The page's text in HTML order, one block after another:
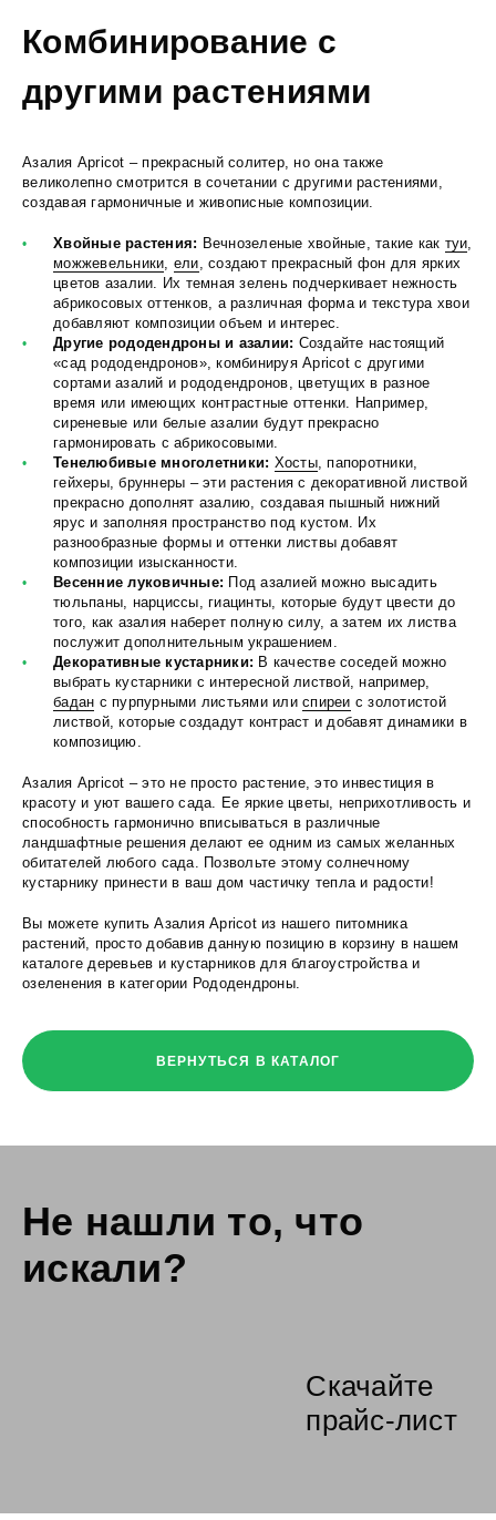
Комбинирование с
другими растениями
Азалия Apricot – прекрасный солитер, но она также
великолепно смотрится в сочетании с другими растениями,
создавая гармоничные и живописные композиции.
Хвойные растения: Вечнозеленые хвойные, такие как туи,
можжевельники, ели, создают прекрасный фон для ярких
цветов азалии. Их темная зелень подчеркивает нежность
абрикосовых оттенков, а различная форма и текстура хвои
добавляют композиции объем и интерес.
Другие рододендроны и азалии: Создайте настоящий
«сад рододендронов», комбинируя Apricot с другими
сортами азалий и рододендронов, цветущих в разное
время или имеющих контрастные оттенки. Например,
сиреневые или белые азалии будут прекрасно
гармонировать с абрикосовыми.
Тенелюбивые многолетники: Хосты, папоротники,
гейхеры, бруннеры – эти растения с декоративной листвой
прекрасно дополнят азалию, создавая пышный нижний
ярус и заполняя пространство под кустом. Их
разнообразные формы и оттенки листвы добавят
композиции изысканности.
Весенние луковичные: Под азалией можно высадить
тюльпаны, нарциссы, гиацинты, которые будут цвести до
того, как азалия наберет полную силу, а затем их листва
послужит дополнительным украшением.
Декоративные кустарники: В качестве соседей можно
выбрать кустарники с интересной листвой, например,
бадан с пурпурными листьями илиспиреи с золотистой
листвой, которые создадут контраст и добавят динамики в
композицию.
Азалия Apricot – это не просто растение, это инвестиция в
красоту и уют вашего сада. Ее яркие цветы, неприхотливость и
способность гармонично вписываться в различные
ландшафтные решения делают ее одним из самых желанных
обитателей любого сада. Позвольте этому солнечному
кустарнику принести в ваш дом частичку тепла и радости!
Вы можете купить Азалия Apricot из нашего питомника
растений, просто добавив данную позицию в корзину в нашем
каталоге деревьев и кустарников для благоустройства и
озеленения в категории Рододендроны.
ВЕРНУТЬСЯ В КАТАЛОГ
Не нашли то, что
искали?
Скачайте
прайс-лист